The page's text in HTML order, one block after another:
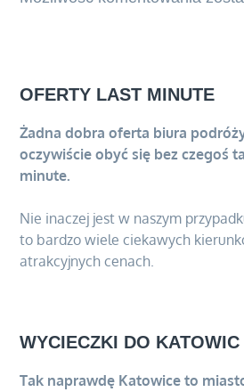
dobry
OFERTY LAST MINUTE
Żadna dobra oferta biura
oczywiście obyć się bez czegoś
minute.
Nie inaczej jest w naszym
to bardzo wiele ciekawych
atrakcyjnych cenach.
WYCIECZKI DO KATOWIC
Tak naprawdę Katowice to